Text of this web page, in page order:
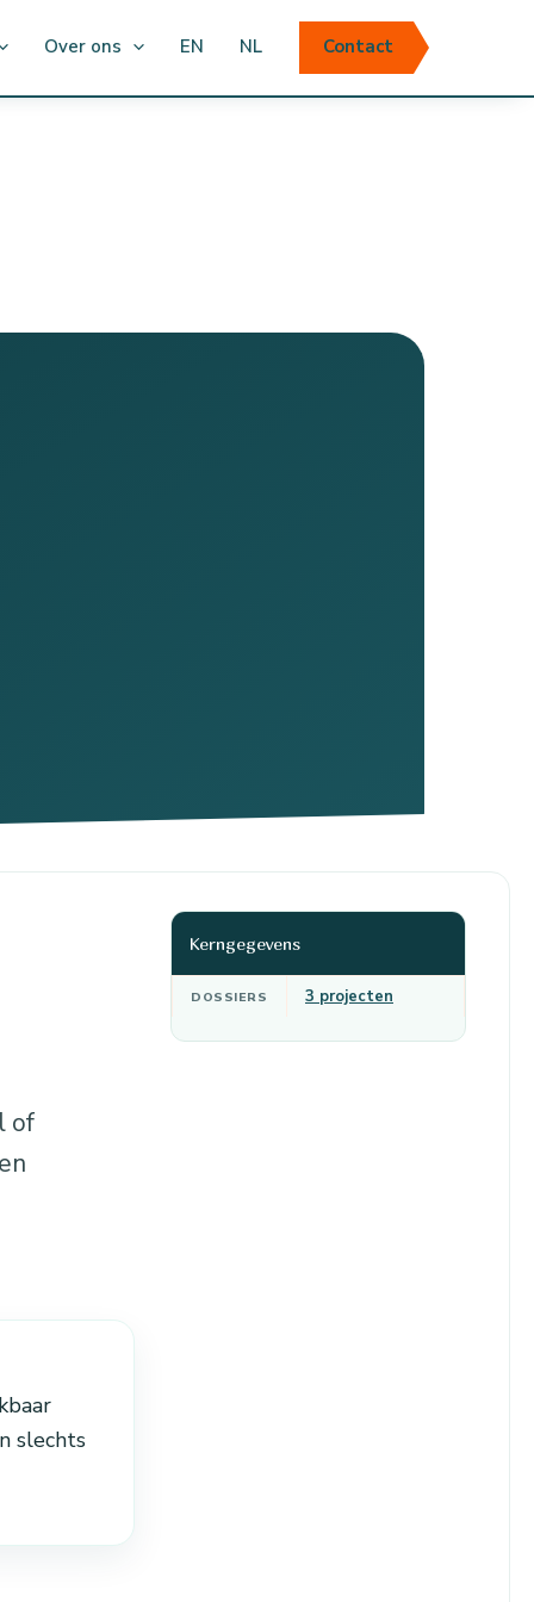
Over ons EN NL Contact
of
slechts
Kerngegevens
DOSSIERS 3 projecten